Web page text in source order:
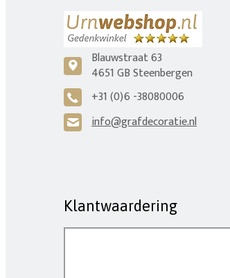
c
Blauwstraat 63
4651 GB Steenbergen
A +31 (0)6 -38080006
H info@grafdecoratie.nl
Klantwaardering